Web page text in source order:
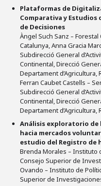
Plataformas de
Comparativa y Estudios
de Decisiones
Àngel Such Sanz –
Catalunya, Anna Gracia
Subdirecció General
Continental, Direcció
Departament d’Agricultura,
Ferran Caubet Castells –
Subdirecció General
Continental, Direcció
Departament d’Agricultura,
Análisis exploratorio
hacia mercados
estudio del Registro de
Brenda Morales – Instituto
Consejo Superior de
Ovando – Instituto de
Superior de